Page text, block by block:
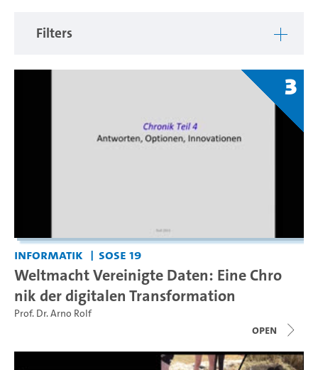
Filters
3
Informatik SoSe 19
Weltmacht Vereinigte Daten: Eine Chro
nik der digitalen Transformation
Prof. Dr. Arno Rolf
open